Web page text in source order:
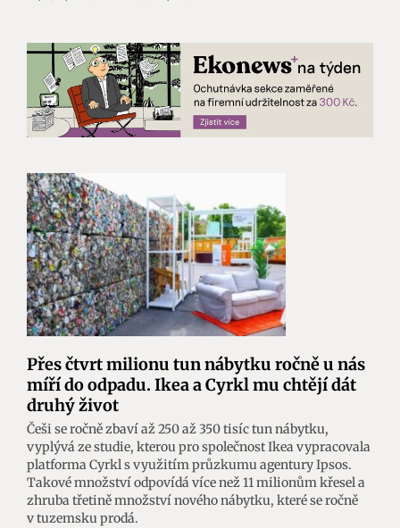
Přes čtvrt milionu tun nábytku ročně u nás
míří do odpadu. Ikea a Cyrkl mu chtějí dát
druhý život
Češi se ročně zbaví až 250 až 350 tisíc tun nábytku,
vyplývá ze studie, kterou pro společnost Ikea vypracovala
platforma Cyrkl s využitím průzkumu agentury Ipsos.
Takové množství odpovídá více než 11 milionům křesel a
zhruba třetině množství nového nábytku, které se ročně
v tuzemsku prodá.